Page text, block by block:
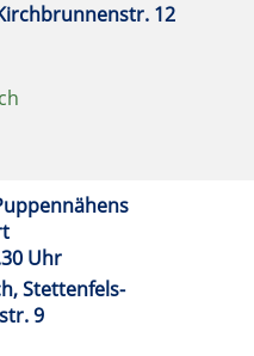
12
Uhr
Stettenfels-
9